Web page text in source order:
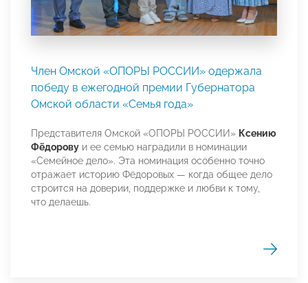
Член Омской «ОПОРЫ РОССИИ» одержала
победу в ежегодной премии Губернатора
Омской области «Семья года»
Представителя Омской «ОПОРЫ РОССИИ» Ксению
Фёдорову и ее семью наградили в номинации
«Семейное дело». Эта номинация особенно точно
отражает историю Фёдоровых — когда общее дело
строится на доверии, поддержке и любви к тому,
что делаешь.